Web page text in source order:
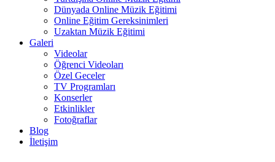
Dünyada Online Müzik Eğitimi
Online Eğitim Gereksinimleri
Uzaktan Müzik Eğitimi
Galeri
Videolar
Öğrenci Videoları
Özel Geceler
TV Programları
Konserler
Etkinlikler
Fotoğraflar
Blog
İletişim